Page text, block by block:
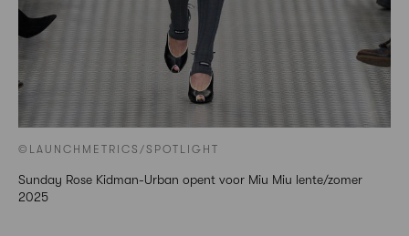
©LAUNCHMETRICS/SPOTLIGHT
Sunday Rose Kidman-Urban opent voor Miu Miu lente/zomer
2025